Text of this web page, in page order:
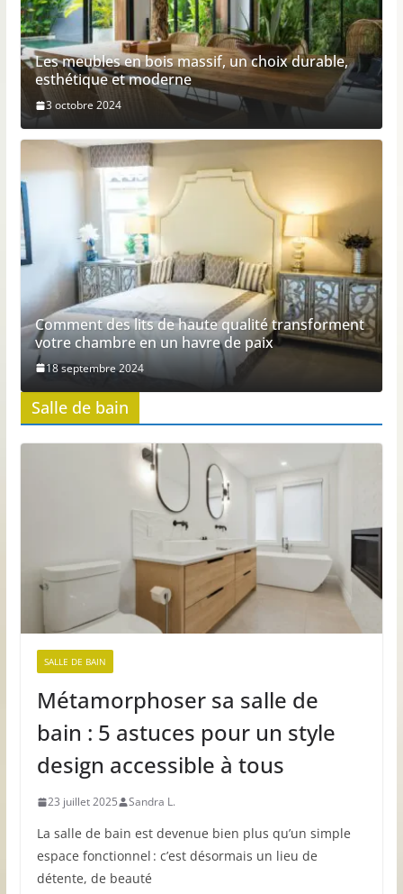
Les meubles en bois massif, un choix durable,
esthétique et moderne
3 octobre 2024
Comment des lits de haute qualité transforment
votre chambre en un havre de paix
18 septembre 2024
Salle de bain
SALLE DE BAIN
Métamorphoser sa salle de
bain : 5 astuces pour un style
design accessible à tous
23 juillet 2025 Sandra L.
La salle de bain est devenue bien plus qu’un simple
espace fonctionnel : c’est désormais un lieu de
détente, de beauté